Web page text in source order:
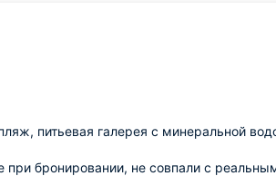
питьевая галерея с минеральной
при бронировании, не совпали с